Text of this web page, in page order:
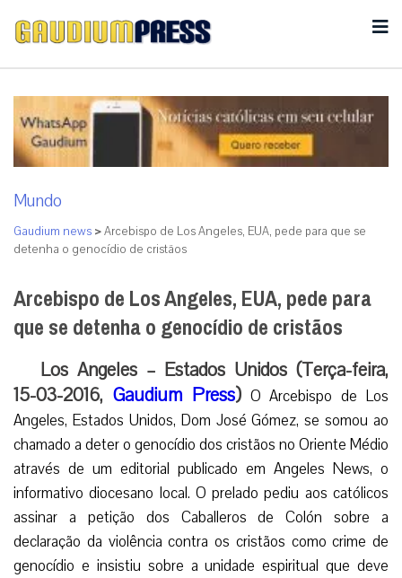
Mundo
Gaudium news >Arcebispo de Los Angeles, EUA, pede para que se
detenha o genocídio de cristãos
Arcebispo de Los Angeles, EUA, pede para
que se detenha o genocídio de cristãos
Los Angeles – Estados Unidos (Terça-feira,
15-03-2016, Gaudium Press)O Arcebispo de Los
Angeles, Estados Unidos, Dom José Gómez, se somou ao
chamado a deter o genocídio dos cristãos no Oriente Médio
através de um editorial publicado em Angeles News, o
informativo diocesano local. O prelado pediu aos católicos
assinar a petição dos Caballeros de Colón sobre a
declaração da violência contra os cristãos como crime de
genocídio e insistiu sobre a unidade espiritual que deve